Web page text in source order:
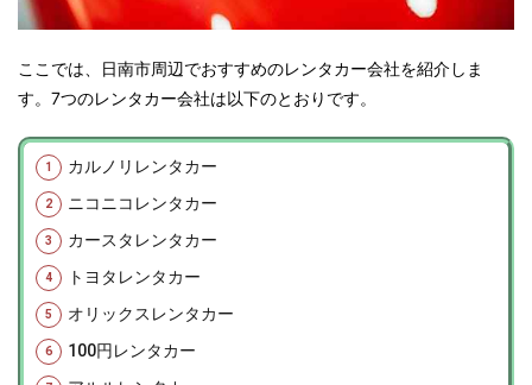
ここでは、日南市周辺でおすすめのレンタカー会社を紹介しま
す。7つのレンタカー会社は以下のとおりです。
カルノリレンタカー
ニコニコレンタカー
カースタレンタカー
トヨタレンタカー
オリックスレンタカー
100円レンタカー